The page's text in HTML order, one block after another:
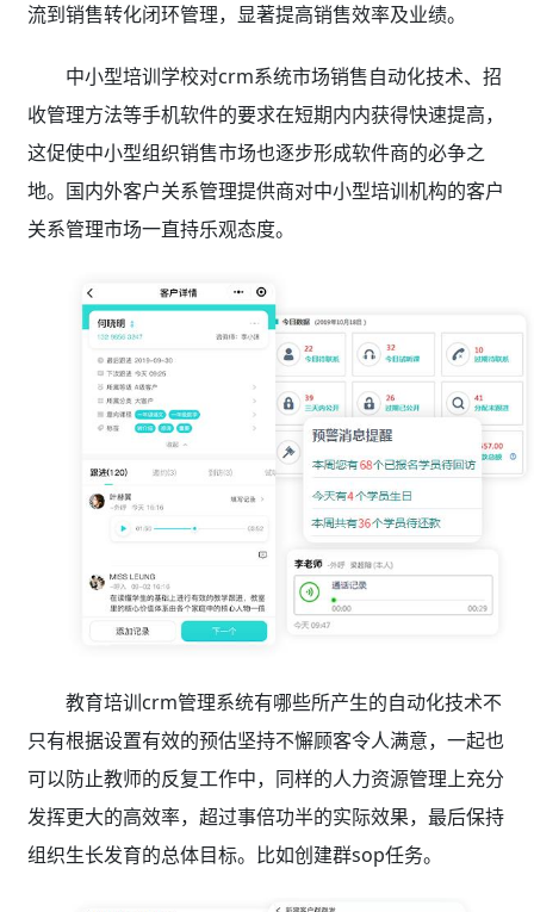
流到销售转化闭环管理，显著提高销售效率及业绩。
中小型培训学校对crm系统市场销售自动化技术、招
收管理方法等手机软件的要求在短期内内获得快速提高，
这促使中小型组织销售市场也逐步形成软件商的必争之
地。国内外客户关系管理提供商对中小型培训机构的客户
关系管理市场一直持乐观态度。
教育培训crm管理系统有哪些所产生的自动化技术不
只有根据设置有效的预估坚持不懈顾客令人满意，一起也
可以防止教师的反复工作中，同样的人力资源管理上充分
发挥更大的高效率，超过事倍功半的实际效果，最后保持
组织生长发育的总体目标。比如创建群sop任务。